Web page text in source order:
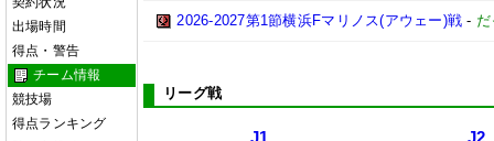
出場時間
得点・警告
チーム情報
競技場
得点ランキング
2026-2027第1節横浜Fマリノス(アウェー)戦 -
リーグ戦